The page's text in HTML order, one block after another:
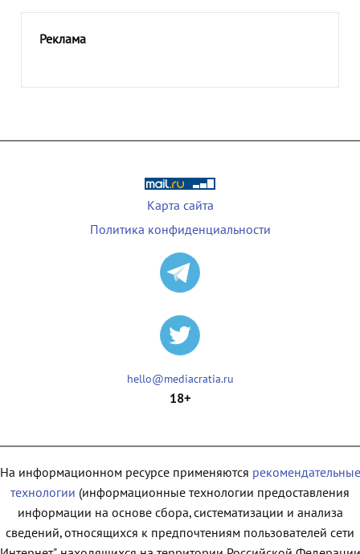
Реклама
Карта сайта
Политика конфиденциальности
hello@mediacratia.ru
18+
На информационном ресурсе применяются рекомендательные
технологии (информационные технологии предоставления
информации на основе сбора, систематизации и анализа
сведений, относящихся к предпочтениям пользователей сети